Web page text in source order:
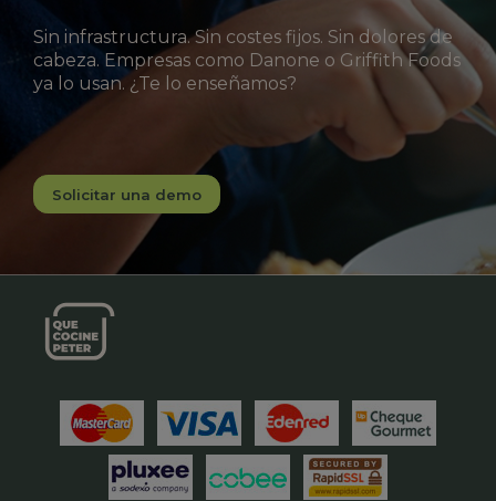
Sin infrastructura. Sin costes fijos. Sin dolores de
cabeza. Empresas como Danone o Griffith Foods
ya lo usan. ¿Te lo enseñamos?
Solicitar una demo